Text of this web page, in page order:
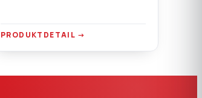
Paket liefert. 3 und 5 Achsen, 60–
Steuerung.
PRODUKTDETAIL →